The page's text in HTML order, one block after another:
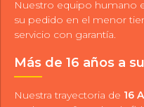
Nuestro equipo humano
su pedido en el menor
servicio con garantía.
Más de 16 años a
Nuestra trayectoria de 16